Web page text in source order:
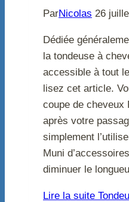
ParNicolas 26
Dédiée
la tondeuse à
accessible à tout
lisez cet article.
coupe de cheveux
après votre
simplement
Muni
diminuer le
Lire la suite